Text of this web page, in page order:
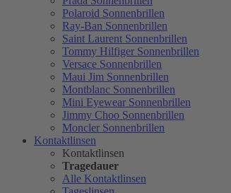
Polaroid Sonnenbrillen
Ray-Ban Sonnenbrillen
Saint Laurent Sonnenbrillen
Tommy Hilfiger Sonnenbrillen
Versace Sonnenbrillen
Maui Jim Sonnenbrillen
Montblanc Sonnenbrillen
Mini Eyewear Sonnenbrillen
Jimmy Choo Sonnenbrillen
Moncler Sonnenbrillen
Kontaktlinsen
Kontaktlinsen
Tragedauer
Alle Kontaktlinsen